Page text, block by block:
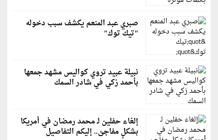
صبري عبد المنعم يكشف سبب دخوله
"تيك توك"
نبيلة عبيد تروي كواليس مشهد جمعها
بأحمد زكي في شادر السمك
إلغاء حفلين لـ محمد رمضان في أمريكا
بشكلٍ مفاجئ.. إليكم التفاصيل